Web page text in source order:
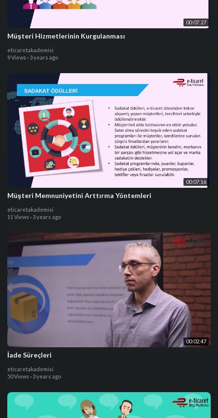
00:07:27
Müşteri Hizmetlerinin Kurgulanması
eticaretakademisi
9 Views · 3 years ago
00:07:16
Müşteri Memnuniyetini Arttırma Yöntemleri
eticaretakademisi
11 Views · 3 years ago
00:02:47
İade Süreçleri
eticaretakademisi
50 Views · 3 years ago